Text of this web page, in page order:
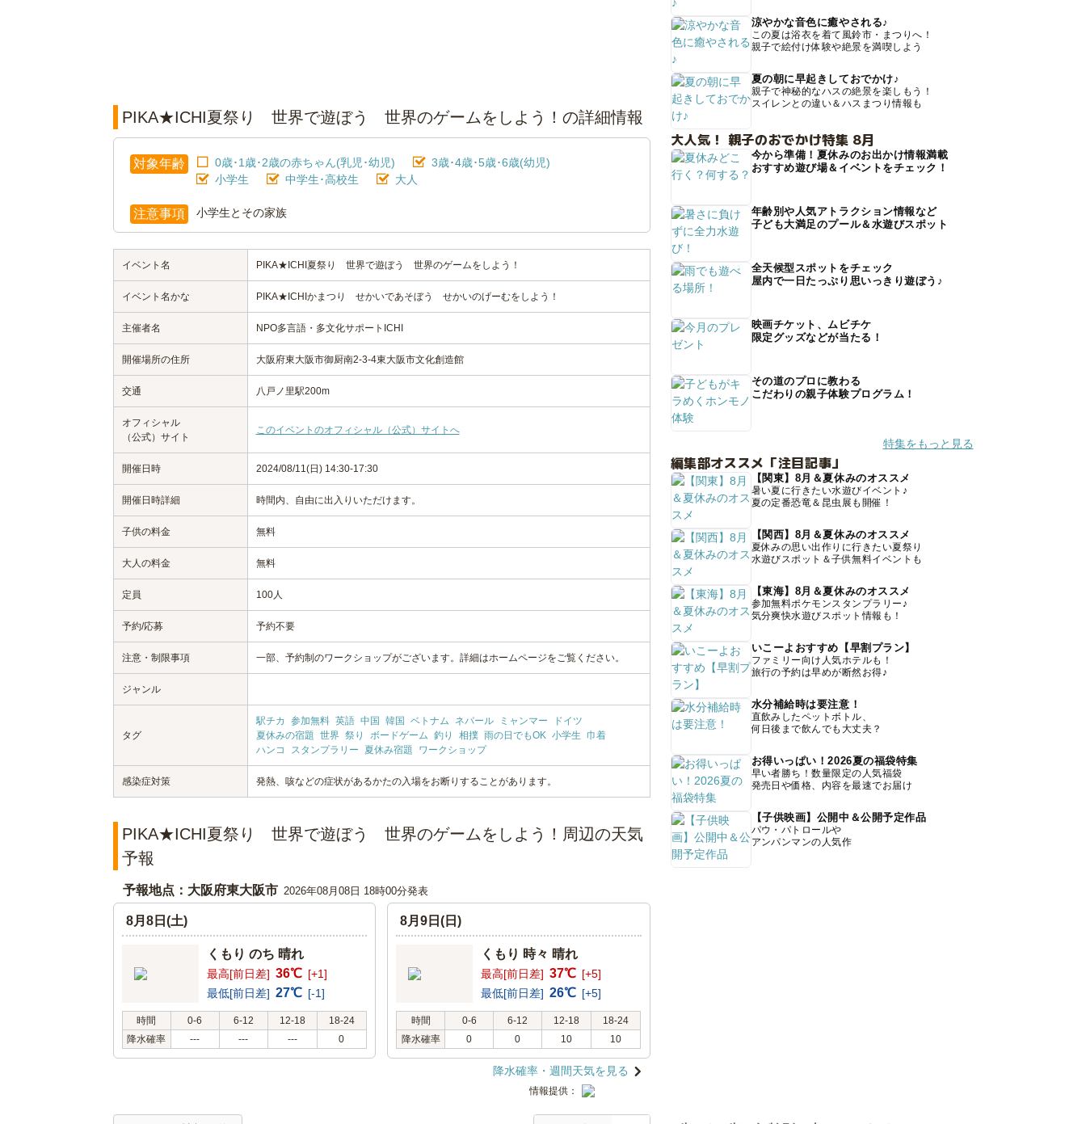
PIKA★ICHI夏祭り 世界で遊ぼう 世界のゲームをしよう！の詳細情報
対象年齢 0歳･1歳･2歳の赤ちゃん(乳児･幼児)
3歳･4歳･5歳･6歳(幼児)
小学生
中学生･高校生 大人
注意事項 小学生とその家族
イベント名 PIKA★ICHI夏祭り 世界で遊ぼう 世界のゲームをしよう！
イベント名かな PIKA★ICHIかまつり せかいであそぼう せかいのげーむをしよう！
主催者名 NPO多言語・多文化サポートICHI
開催場所の住所 大阪府東大阪市御厨南2-3-4東大阪市文化創造館
交通 八戸ノ里駅200m
オフィシャル
（公式）サイト
このイベントのオフィシャル（公式）サイトへ
開催日時 2024/08/11(日) 14:30-17:30
開催日時詳細 時間内、自由に出入りいただけます。
子供の料金 無料
大人の料金 無料
定員 100人
予約/応募 予約不要
注意・制限事項 一部、予約制のワークショップがございます。詳細はホームページをご覧ください。
ジャンル
タグ
駅チカ 参加無料 英語 中国 韓国 ベトナム ネパール ミャンマー
ドイツ
夏休みの宿題 世界 祭り ボードゲーム 釣り 相撲 雨の日でもOK 小学生 巾着
ハンコ
スタンプラリー 夏休み宿題 ワークショップ
感染症対策 発熱、咳などの症状があるかたの入場をお断りすることがあります。
PIKA★ICHI夏祭り 世界で遊ぼう 世界のゲームをしよう！周辺の天気
予報
予報地点：大阪府東大阪市 2026年08月08日 18時00分発表
8月8日(土)
くもり のち 晴れ
最高[前日差] 36℃ [+1]
最低[前日差] 27℃ [-1]
時間 0-6 6-12 12-18
18-24
降水確率
--- --- --- 0
8月9日(日)
くもり 時々 晴れ
最高[前日差] 37℃ [+5]
最低[前日差] 26℃ [+5]
時間 0-6 6-12 12-18
18-24
降水確率
0 0 10 10
降水確率・週間天気を見る
情報提供：
涼やかな音色に癒やされる♪
この夏は浴衣を着て風鈴市・まつりへ！
親子で絵付け体験や絶景を満喫しよう
夏の朝に早起きしておでかけ♪
親子で神秘的なハスの絶景を楽しもう！
スイレンとの違い＆ハスまつり情報も
大人気！ 親子のおでかけ特集 8月
今から準備！夏休みのお出かけ情報満載
おすすめ遊び場＆イベントをチェック！
年齢別や人気アトラクション情報など
子ども大満足のプール＆水遊びスポット
全天候型スポットをチェック
屋内で一日たっぷり思いっきり遊ぼう♪
映画チケット、ムビチケ
限定グッズなどが当たる！
その道のプロに教わる
こだわりの親子体験プログラム！
特集をもっと見る
編集部オススメ「注目記事」
【関東】8月＆夏休みのオススメ
暑い夏に行きたい水遊びイベント♪
夏の定番恐竜＆昆虫展も開催！
【関西】8月＆夏休みのオススメ
夏休みの思い出作りに行きたい夏祭り
水遊びスポット＆子供無料イベントも
【東海】8月＆夏休みのオススメ
参加無料ポケモンスタンプラリー♪
気分爽快水遊びスポット情報も！
いこーよおすすめ【早割プラン】
ファミリー向け人気ホテルも！
旅行の予約は早めが断然お得♪
水分補給時は要注意！
直飲みしたペットボトル、
何日後まで飲んでも大丈夫？
お得いっぱい！2026夏の福袋特集
早い者勝ち！数量限定の人気福袋
発売日や価格、内容を最速でお届け
【子供映画】公開中＆公開予定作品
パウ・パトロールや
アンパンマンの人気作